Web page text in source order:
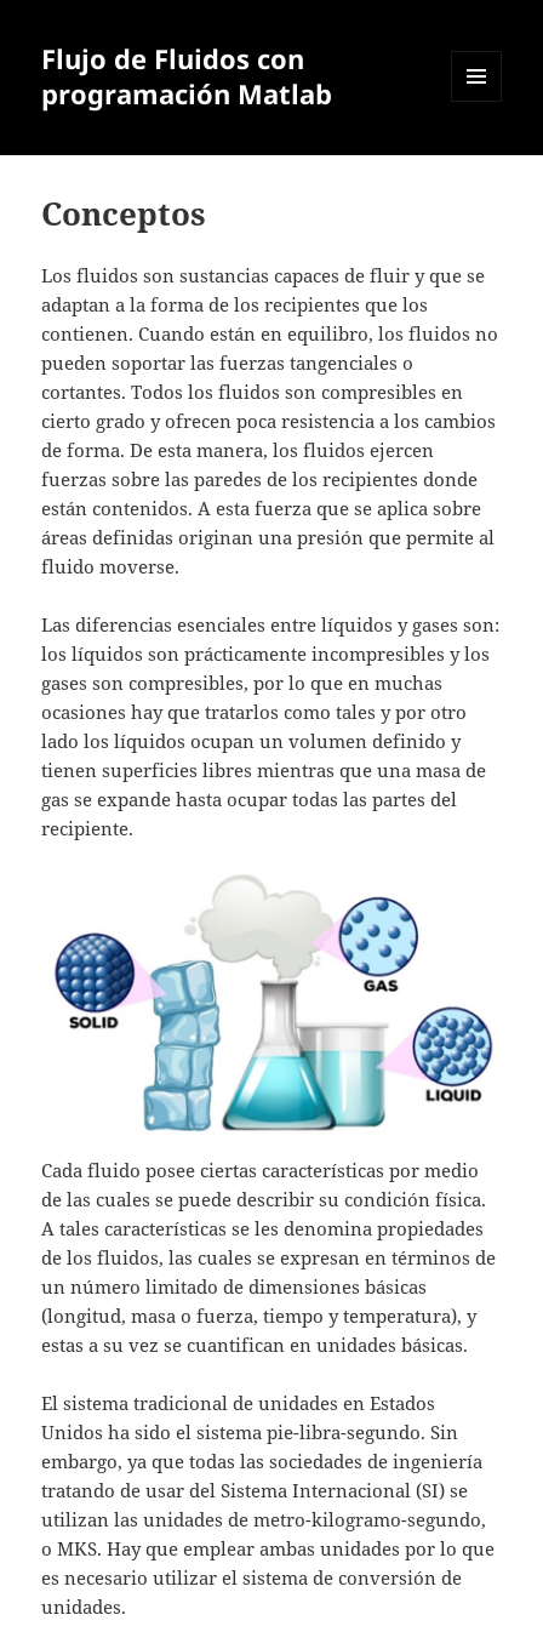
Flujo de Fluidos con
programación Matlab
WIDGETS
Conceptos
Los fluidos son sustancias capaces de fluir y que se
adaptan a la forma de los recipientes que los
contienen. Cuando están en equilibro, los fluidos no
pueden soportar las fuerzas tangenciales o
cortantes. Todos los fluidos son compresibles en
cierto grado y ofrecen poca resistencia a los cambios
de forma. De esta manera, los fluidos ejercen
fuerzas sobre las paredes de los recipientes donde
están contenidos. A esta fuerza que se aplica sobre
áreas definidas originan una presión que permite al
fluido moverse.
Las diferencias esenciales entre líquidos y gases son:
los líquidos son prácticamente incompresibles y los
gases son compresibles, por lo que en muchas
ocasiones hay que tratarlos como tales y por otro
lado los líquidos ocupan un volumen definido y
tienen superficies libres mientras que una masa de
gas se expande hasta ocupar todas las partes del
recipiente.
Cada fluido posee ciertas características por medio
de las cuales se puede describir su condición física.
A tales características se les denomina propiedades
de los fluidos, las cuales se expresan en términos de
un número limitado de dimensiones básicas
(longitud, masa o fuerza, tiempo y temperatura), y
estas a su vez se cuantifican en unidades básicas.
El sistema tradicional de unidades en Estados
Unidos ha sido el sistema pie-libra-segundo. Sin
embargo, ya que todas las sociedades de ingeniería
tratando de usar del Sistema Internacional (SI) se
utilizan las unidades de metro-kilogramo-segundo,
o MKS. Hay que emplear ambas unidades por lo que
es necesario utilizar el sistema de conversión de
unidades.